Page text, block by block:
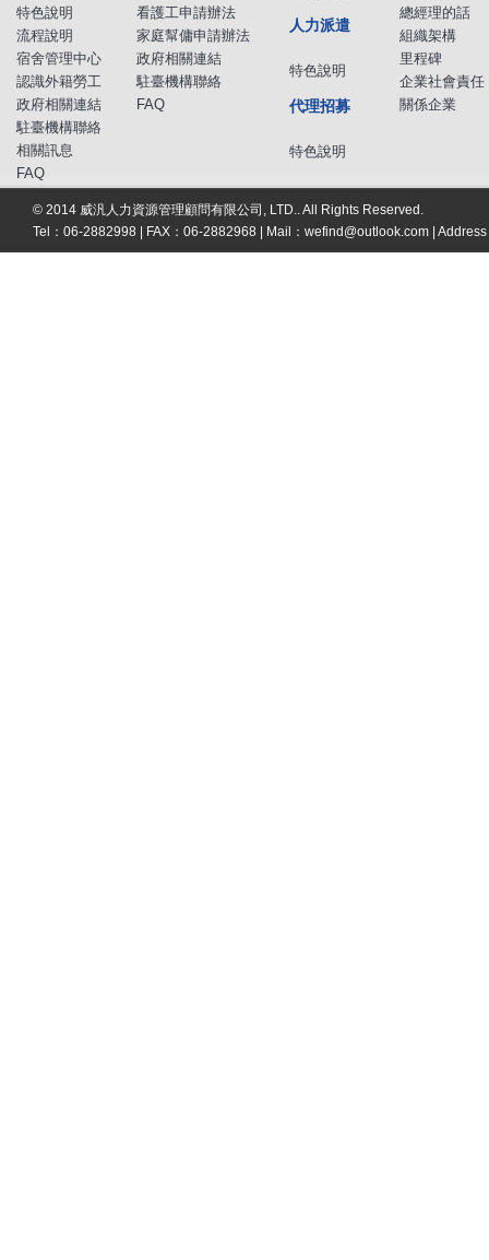
特色說明
流程說明
宿舍管理中心
認識外籍勞工
政府相關連結
駐臺機構聯絡
相關訊息
FAQ
看護工申請辦法
家庭幫傭申請辦法
政府相關連結
駐臺機構聯絡
FAQ
人力派遣
特色說明
代理招募
特色說明
總經理的話
組織架構
里程碑
企業社會責任
關係企業
© 2014 威汎人力資源管理顧問有限公司, LTD.. All Rights Reserved.
Tel：06-2882998 | FAX：06-2882968 | Mail： wefind@outlook.com |